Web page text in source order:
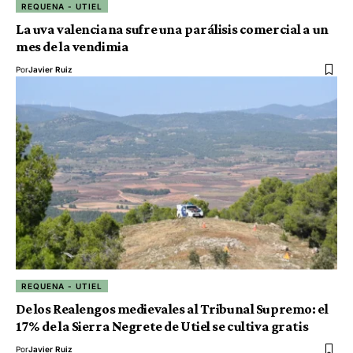
REQUENA - UTIEL
La uva valenciana sufre una parálisis comercial a un
mes de la vendimia
PorJavier Ruiz
REQUENA - UTIEL
De los Realengos medievales al Tribunal Supremo: el
17% de la Sierra Negrete de Utiel se cultiva gratis
PorJavier Ruiz